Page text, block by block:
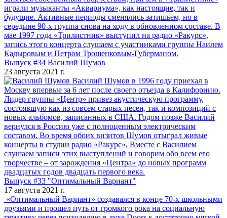
играли музыканты «Аквариума», как настоящие, так и
будущие. Активные периоды сменялись затишьем, но в
середине 90-х группа снова на ходу в обновленном составе. В
мае 1997 года «Трилистник» выступил на радио «Ракурс»,
запись этого концерта слушаем с участниками группы Наилем
Кадыровым и Петром Трощенковым-Губерманом.
Выпуск #34 Василий Шумов
23 августа 2021 г.
Василий Шумов в 1996 году приехал в
Москву впервые за 6 лет после своего отъезда в Калифорнию.
Лидер группы «Центр» привез акустическую программу,
состоявшую как из совсем старых песен, так и композиций с
новых альбомов, записанных в США. Годом позже Василий
вернулся в Россию уже с полноценным электрическим
составом. Во время обоих визитов Шумов отыграл живые
концерты в студии радио «Ракурс». Вместе с Василием
слушаем записи этих выступлений и говорим обо всем его
творчестве – от зарождения «Центра» до новых программ
двадцатых годов двадцать первого века.
Выпуск #33 "Оптимальный Вариант"
17 августа 2021 г.
«Оптимальный Вариант» создавался в конце 70-х школьными
друзьями и прошел путь от громкого рока на социальную